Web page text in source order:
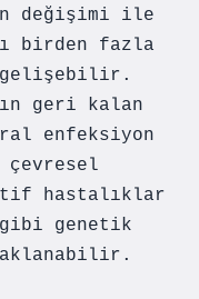
değişimi ile
birden fazla
gelişebilir.
geri kalan
enfeksiyon
hastalıklar
genetik